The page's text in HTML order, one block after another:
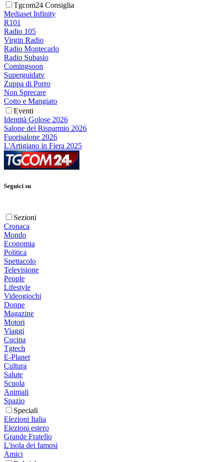
Tgcom24 Consiglia
Mediaset Infinity
R101
Radio 105
Virgin Radio
Radio Montecarlo
Radio Subasio
Comingsoon
Superguidatv
Zuppa di Porro
Non Sprecare
Cotto e Mangiato
Eventi
Identità Golose 2026
Salone del Risparmio 2026
Fuorisalone 2026
L'Artigiano in Fiera 2025
Seguici su
Sezioni
Cronaca
Mondo
Economia
Politica
Spettacolo
Televisione
People
Lifestyle
Videogiochi
Donne
Magazine
Motori
Viaggi
Cucina
Tgtech
E-Planet
Cultura
Salute
Scuola
Animali
Spazio
Speciali
Elezioni Italia
Elezioni estero
Grande Fratello
L'isola dei famosi
Amici